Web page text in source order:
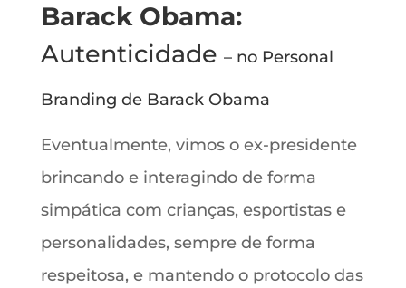
Barack Obama:
Autenticidade – no Personal
Branding de Barack Obama
Eventualmente, vimos o ex-presidente
brincando e interagindo de forma
simpática com crianças, esportistas e
personalidades, sempre de forma
respeitosa, e mantendo o protocolo das